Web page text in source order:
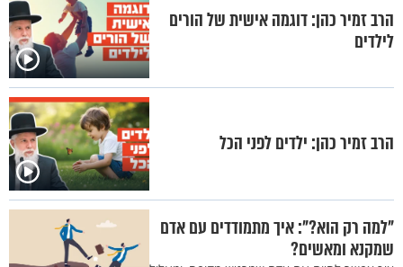
הרב זמיר כהן: דוגמה אישית של הורים
לילדים
הרב זמיר כהן: ילדים לפני הכל
"למה רק הוא?": איך מתמודדים עם אדם
שמקנא ומאשים?